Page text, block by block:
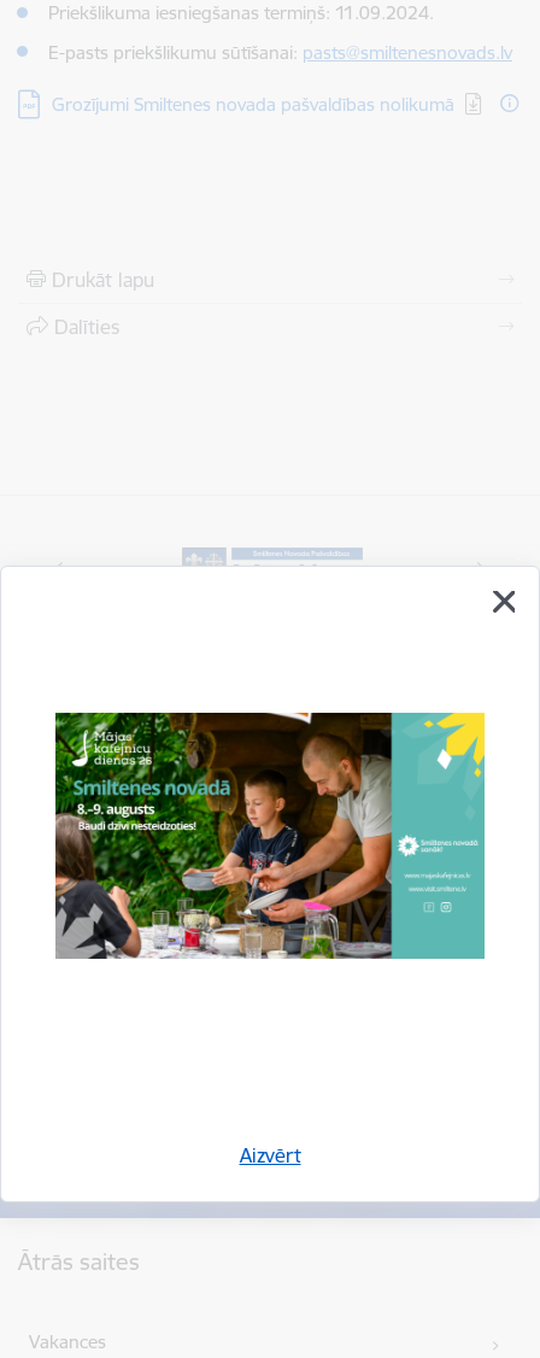
Aizvērt
Priekšlikuma iesniegšanas termiņš: 11.09.2024.
E-pasts priekšlikumu sūtīšanai: pasts@smiltenesnovads.lv
Lejupielādēt:
Grozījumi Smiltenes novada pašvaldības nolikumā
Drukāt lapu
Dalīties
Vai šī informācija bija noderīga?
Sniegt atsauksmi
Esi pirmais, kurš uzzina!
Ātrās saites
Vakances